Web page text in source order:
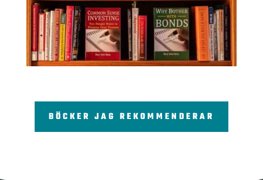
BÖCKER JAG REKOMMENDERAR